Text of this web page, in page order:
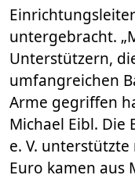
untergebracht.
Unterstützern,
umfangreichen
Arme gegriffen
Michael Eibl. Die
e. V. unterstützte
Euro kamen aus